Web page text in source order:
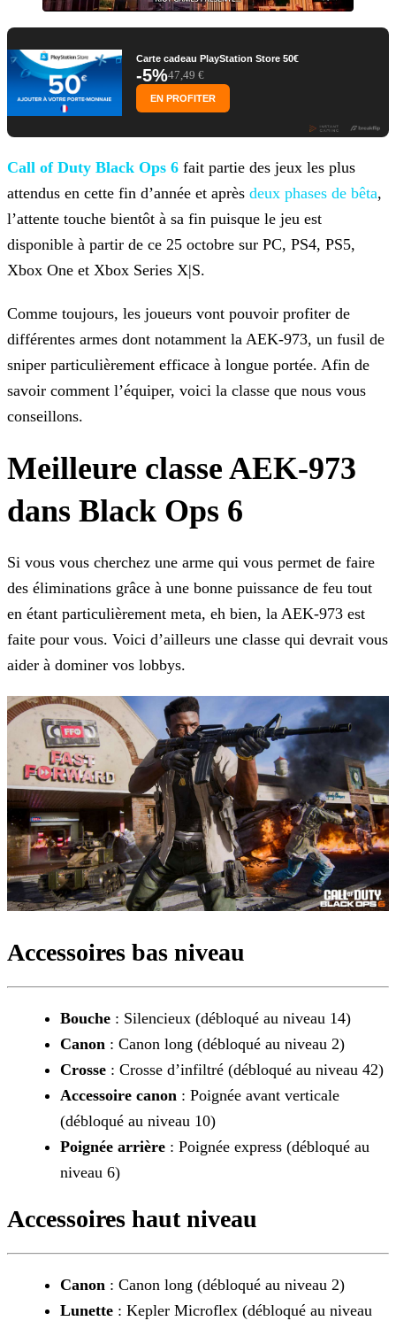
Carte cadeau PlayStation Store 50€
-5%47,49 €
EN PROFITER
Call of Duty Black Ops 6 fait partie des jeux les plus
attendus en cette fin d’année et après deux phases de bêta,
l’attente touche bientôt à sa fin puisque le jeu est
disponible à partir de ce 25 octobre sur PC, PS4, PS5,
Xbox One et Xbox Series X|S.
Comme toujours, les joueurs vont pouvoir profiter de
différentes armes dont notamment la AEK-973, un fusil de
sniper particulièrement efficace à longue portée. Afin de
savoir comment l’équiper, voici la classe que nous vous
conseillons.
Meilleure classe AEK-973
dans Black Ops 6
Si vous vous cherchez une arme qui vous permet de faire
des éliminations grâce à une bonne puissance de feu tout
en étant particulièrement meta, eh bien, la AEK-973 est
faite pour vous. Voici d’ailleurs une classe qui devrait vous
aider à dominer vos lobbys.
Accessoires bas niveau
Bouche : Silencieux (débloqué au niveau 14)
Canon : Canon long (débloqué au niveau 2)
Crosse : Crosse d’infiltré (débloqué au niveau 42)
Accessoire canon : Poignée avant verticale
(débloqué au niveau 10)
Poignée arrière : Poignée express (débloqué au
niveau 6)
Accessoires haut niveau
Canon : Canon long (débloqué au niveau 2)
Lunette : Kepler Microflex (débloqué au niveau